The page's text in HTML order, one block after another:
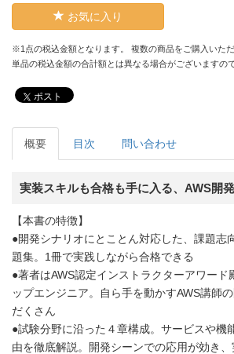
お気に入り
※1点の税込金額となります。 複数の商品をご購入いた
単品の税込金額の合計額とは異なる場合がございますの
ポスト
概要 目次 問い合わせ
実装スキルも合格も手に入る、AWS開
【本書の特徴】
●開発シナリオにとことん対応した、課題志
題集。1冊で実践しながら合格できる
●著者はAWS認定インストラクターアワード
ップエンジニア。自ら手を動かすAWS講師
だくさん
●試験分野に沿った４章構成。サービスや機
由を徹底解説。開発シーンでの応用が効き